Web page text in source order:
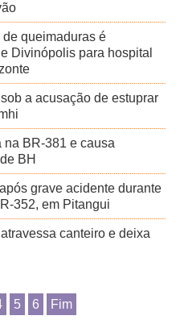
queimaduras é
Divinópolis para hospital
a acusação de estuprar
na BR-381 e causa
BH
grave acidente durante
352, em Pitangui
canteiro e deixa
5 6 Fim